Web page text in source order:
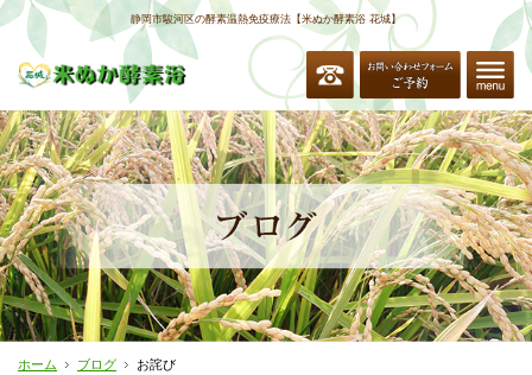
静岡市駿河区の酵素温熱免疫療法【米ぬか酵素浴 花城】
ホーム ブログ お詫び